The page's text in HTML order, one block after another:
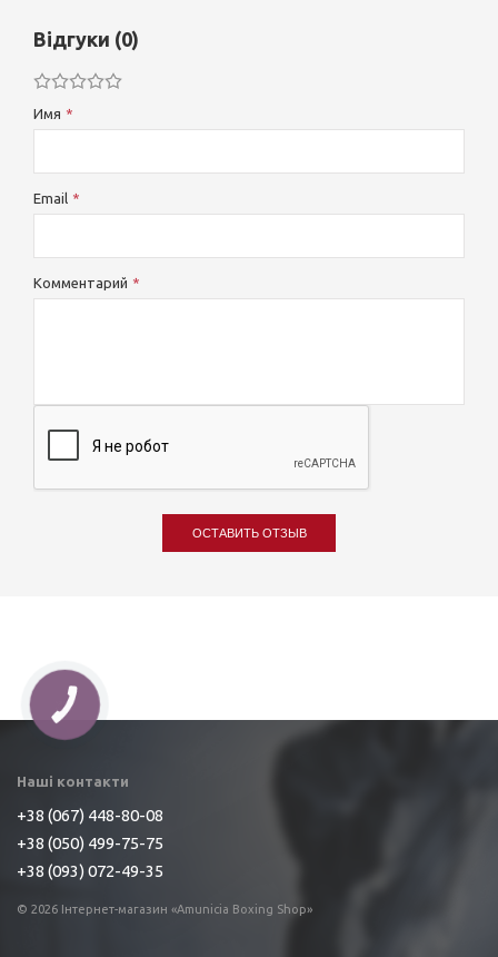
Відгуки (0)
Имя
Email
Комментарий
ОСТАВИТЬ ОТЗЫВ
Наші контакти
+38 (067) 448-80-08
+38 (050) 499-75-75
+38 (093) 072-49-35
© 2026 Інтернет-магазин «Amunicia Boxing Shop»